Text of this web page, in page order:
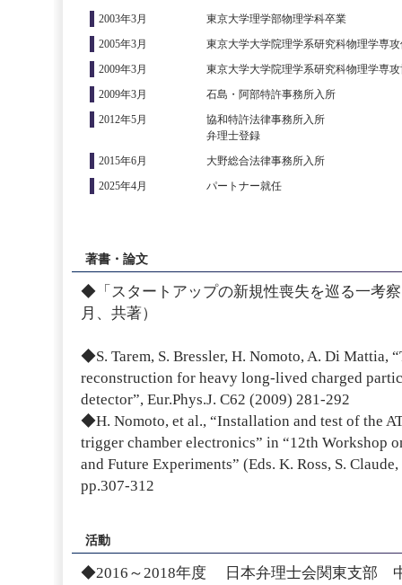
2003年3月
東京大学理学部物理学科卒業
2005年3月
東京大学大学院理学系研究科物理学専
2009年3月
東京大学大学院理学系研究科物理学専
2009年3月
石島・阿部特許事務所入所
2012年5月
協和特許法律事務所入所
弁理士登録
2015年6月
大野総合法律事務所入所
2025年4月
パートナー就任
著書・論文
◆「スタートアップの新規性喪失を巡る一考
月、共著）
◆S. Tarem, S. Bressler, H. Nomoto, A. Di Mattia,
reconstruction for heavy long-lived charged
detector”, Eur.Phys.J. C62 (2009) 281-292
◆H. Nomoto, et al., “Installation and test of the
trigger chamber electronics” in “12th Workshop
and Future Experiments” (Eds. K. Ross, S.
pp.307-312
活動
◆2016～2018年度 日本弁理士会関東支部